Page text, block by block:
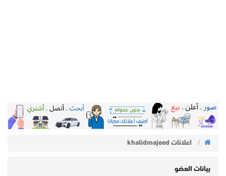
اعلانات khalidmajeed
بيانات العضو